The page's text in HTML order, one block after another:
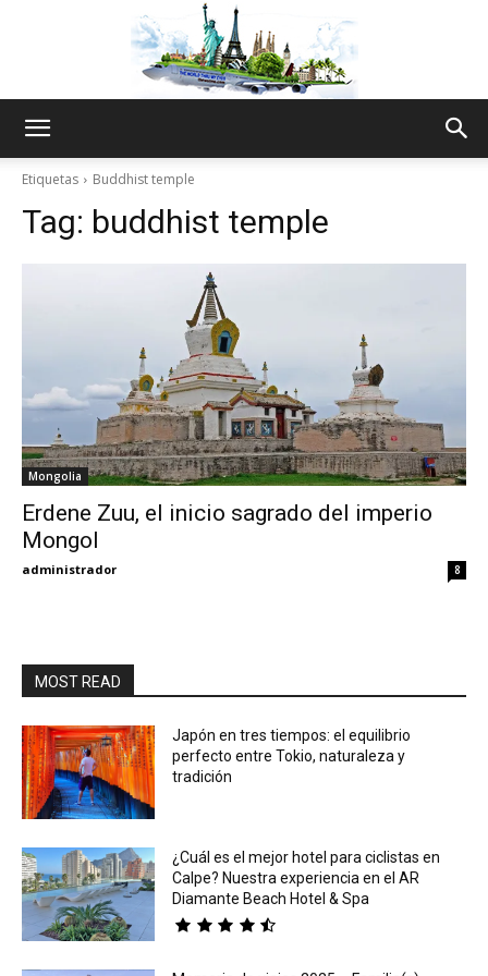
My
Etiquetas Buddhist temple
Tag: buddhist temple
Mongolia
Erdene Zuu, el inicio sagrado del imperio
Mongol
administrador 8
MOST READ
Japón en tres tiempos: el equilibrio
perfecto entre Tokio, naturaleza y
tradición
¿Cuál es el mejor hotel para ciclistas en
Calpe? Nuestra experiencia en el AR
Diamante Beach Hotel & Spa